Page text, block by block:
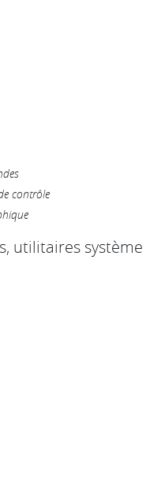
contrôle
utilitaires système